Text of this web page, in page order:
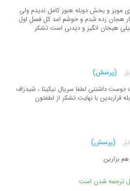
مویز و بخش دوبله هنوز کامل ندیدم ولی
هجان زده شدم و خوشم امد کل فصل اول
خیلی هیجان انگیز و دیدنی است تشکر
(پرسش)
داشتنی لطفا سریال نیکیتا ، شیدزاف
قراربدین با نهایت تشکر از لطفتون
(پرسش)
ترجمه شدن است